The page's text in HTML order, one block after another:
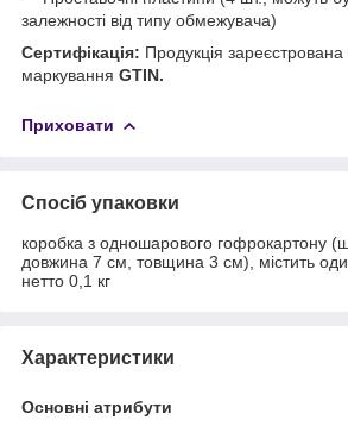
залежності від типу обмежувача)
Сертифікація: Продукція зареєстрована
маркування GTIN.
Приховати
Спосіб упаковки
коробка з одношарового гофрокартону
довжина 7 см, товщина 3 см), містить
нетто 0,1 кг
Характеристики
Основні атрибути